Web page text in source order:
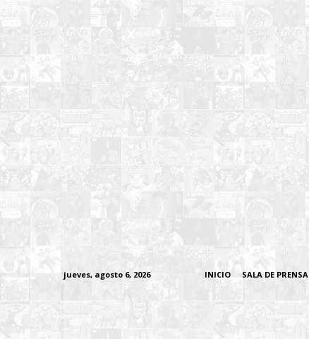
jueves, agosto 6, 2026 INICIO SALA DE PRENSA